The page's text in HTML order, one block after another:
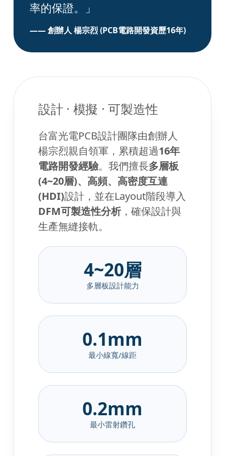
率的保證。」
—— 創辦人 楊宗烈 (PCB電路開發資歷16年)
設計 · 模擬 · 可製造性
台富光電PCB設計團隊由創辦人
楊宗烈親自領軍，累積超過16年
電路開發經驗。我們擅長多層板
(4~20層)、高頻、高密度互連
(HDI)設計，並在Layout階段導入
DFM可製造性分析，確保設計與
生產無縫接軌。
4~20層
多層板設計能力
0.1mm
最小線寬/線距
0.2mm
最小雷射鑽孔